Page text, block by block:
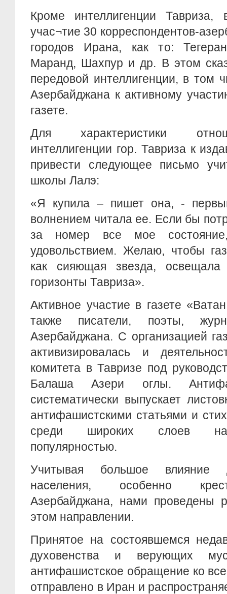
Кроме интеллигенции Тавриза,
учас¬тие 30 корреспондентов-
городов Ирана, как то:
Маранд, Шахпур и др. В этом
передовой интеллигенции, в том
Азербайджана к активному
газете.
Для характеристики
интеллигенции гор. Тавриза к
привести следующее письмо
школы Лалэ:
«Я купила – пишет она, -
волнением читала ее. Если бы
за номер все мое
удовольствием. Желаю, чтобы
как сияющая звезда,
горизонты Тавриза».
Активное участие в газете
также писатели, поэты,
Азербайджана. С организацией
активизировалась и
комитета в Тавризе под
Балаша Азери оглы.
систематически выпускает
антифашистскими статьями и
среди широких слоев
популярностью.
Учитывая большое влияние
населения, особенно
Азербайджана, нами проведены
этом направлении.
Принятое на состоявшемся
духовенства и верующих
антифашистское обращение ко
отправлено в Иран и